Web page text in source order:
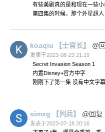
有些美剧真的是和现在一些小
第四集的时候，那个外星超
koaqiu 【士官长】 @
发表于2023-08-23 21:19
Secret Invasion Season 1
内置Disney+官方中字
刚刚下了第一集 没有中文字幕
simxg 【列兵】 @回复
发表于2023-07-18 20:16